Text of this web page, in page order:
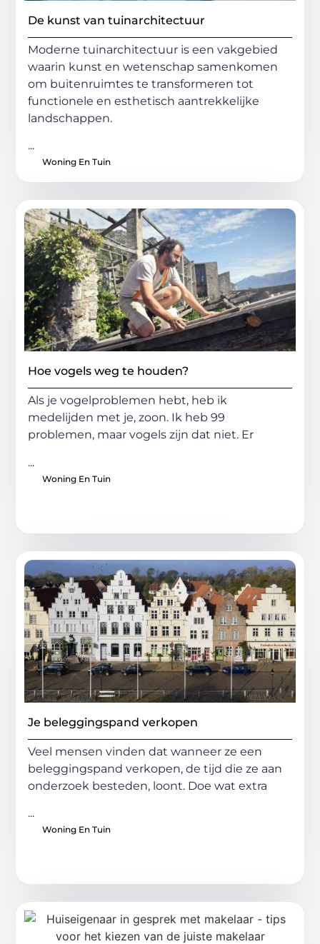
De kunst van tuinarchitectuur
Moderne tuinarchitectuur is een vakgebied
waarin kunst en wetenschap samenkomen
om buitenruimtes te transformeren tot
functionele en esthetisch aantrekkelijke
landschappen.
...
Woning En Tuin
Hoe vogels weg te houden?
Als je vogelproblemen hebt, heb ik
medelijden met je, zoon. Ik heb 99
problemen, maar vogels zijn dat niet. Er
...
Woning En Tuin
Je beleggingspand verkopen
Veel mensen vinden dat wanneer ze een
beleggingspand verkopen, de tijd die ze aan
onderzoek besteden, loont. Doe wat extra
...
Woning En Tuin